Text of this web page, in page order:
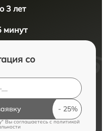
3 лет
минут
со
Вы соглашаетесь c политикой